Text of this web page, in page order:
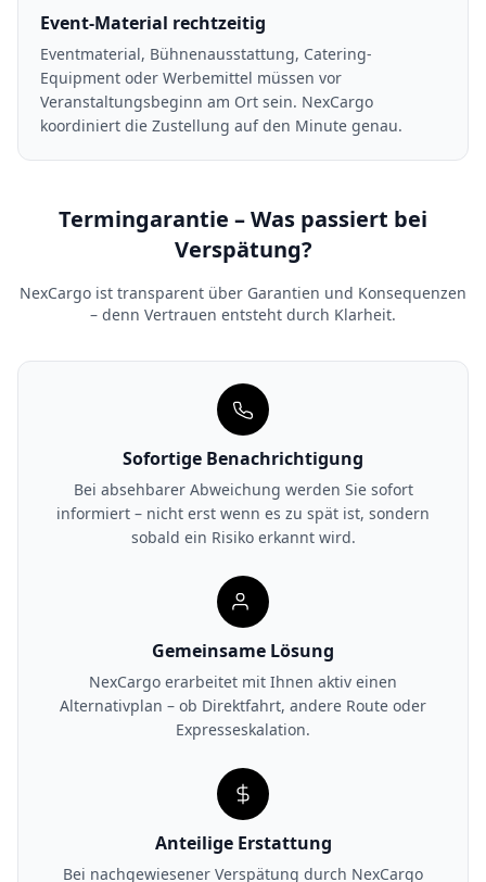
Event-Material rechtzeitig
Eventmaterial, Bühnenausstattung, Catering-
Equipment oder Werbemittel müssen vor
Veranstaltungsbeginn am Ort sein. NexCargo
koordiniert die Zustellung auf den Minute genau.
Termingarantie – Was passiert bei
Verspätung?
NexCargo ist transparent über Garantien und Konsequenzen
– denn Vertrauen entsteht durch Klarheit.
Sofortige Benachrichtigung
Bei absehbarer Abweichung werden Sie sofort
informiert – nicht erst wenn es zu spät ist, sondern
sobald ein Risiko erkannt wird.
Gemeinsame Lösung
NexCargo erarbeitet mit Ihnen aktiv einen
Alternativplan – ob Direktfahrt, andere Route oder
Expresseskalation.
Anteilige Erstattung
Bei nachgewiesener Verspätung durch NexCargo